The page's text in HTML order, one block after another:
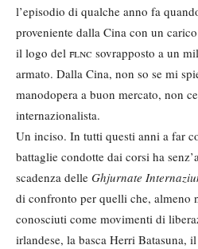
l’episodio di qualche anno fa
proveniente dalla Cina con un
il logo del flnc sovrapposto a un
armato. Dalla Cina, non so se mi
manodopera a buon mercato, non
internazionalista.
Un inciso. In tutti questi anni a far
battaglie condotte dai corsi ha
scadenza delle Ghjurnate
di confronto per quelli che, almeno
conosciuti come movimenti di
irlandese, la basca Herri Batasuna, il